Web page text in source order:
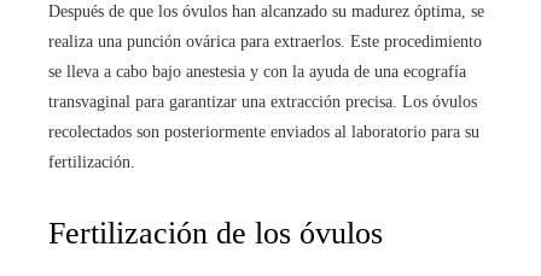
Después de que los óvulos han alcanzado su madurez óptima, se
realiza una punción ovárica para extraerlos. Este procedimiento
se lleva a cabo bajo anestesia y con la ayuda de una ecografía
transvaginal para garantizar una extracción precisa. Los óvulos
recolectados son posteriormente enviados al laboratorio para su
fertilización.
Fertilización de los óvulos